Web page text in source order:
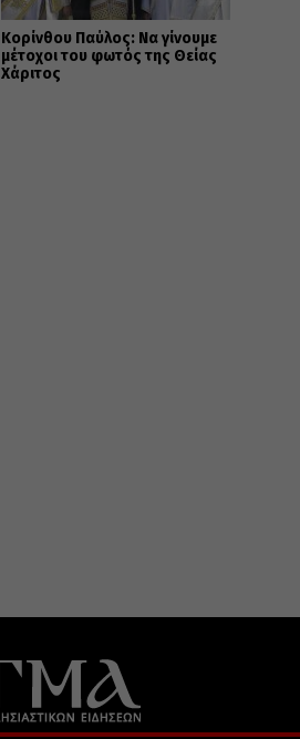
Κορίνθου Παύλος: Να γίνουμε
μέτοχοι του φωτός της Θείας
Χάριτος